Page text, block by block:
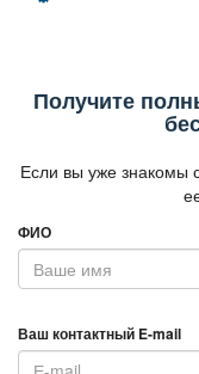
Получите
Если вы уже знакомы
ФИО
аш контактный E-mail